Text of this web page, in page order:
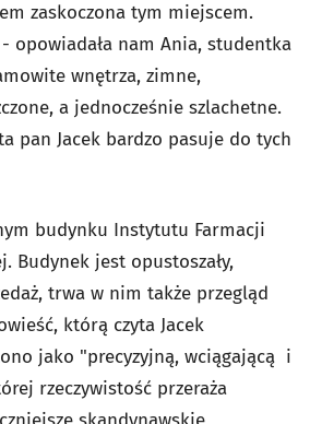
zaskoczona tym miejscem.
opowiadała nam Ania, studentka
wnętrza, zimne,
a jednocześnie szlachetne.
pan Jacek bardzo pasuje do tych
budynku Instytutu Farmacji
Budynek jest opustoszały,
trwa w nim także przegląd
którą czyta Jacek
jako "precyzyjną, wciągającą i
rzeczywistość przeraża